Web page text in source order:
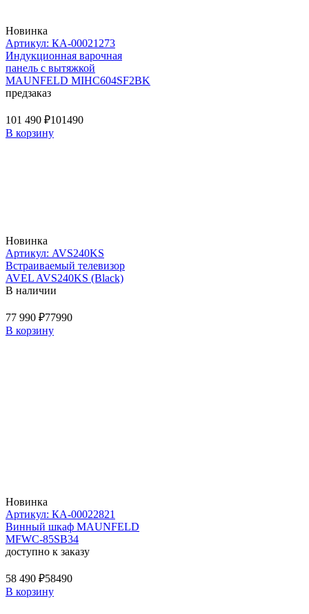
Новинка
Артикул: КА-00021273
Индукционная варочная
панель с вытяжкой
MAUNFELD MIHC604SF2BK
предзаказ
101 490 ₽101490
В корзину
Новинка
Артикул: AVS240KS
Встраиваемый телевизор
AVEL AVS240KS (Black)
В наличии
77 990 ₽77990
В корзину
Новинка
Артикул: КА-00022821
Винный шкаф MAUNFELD
MFWC-85SB34
доступно к заказу
58 490 ₽58490
В корзину